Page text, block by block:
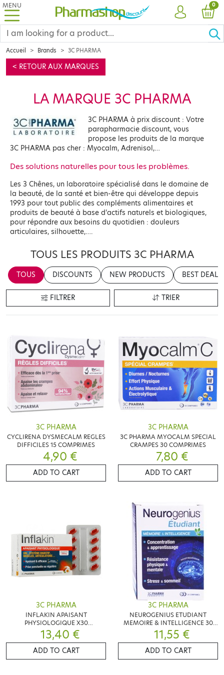
MENU
ACCOUNT
0
Accueil Brands 3C PHARMA
< RETOUR AUX MARQUES
LA MARQUE 3C PHARMA
3C PHARMA à prix discount : Votre
parapharmacie discount, vous
propose les produits de la marque
3C PHARMA pas cher : Myocalm, Adrenisol,…
Des solutions naturelles pour tous les problèmes.
Les 3 Chênes, un laboratoire spécialisé dans le domaine de
la beauté, de la santé et bien-être qui développe depuis
1993 pour tout public des compléments alimentaires et
produits de beauté à base d’actifs naturels et biologiques,
pour répondre aux besoins du quotidien : douleurs
articulaires, silhouette,….
TOUS LES PRODUITS 3C PHARMA
TOUS DISCOUNTS NEW PRODUCTS BEST DEALS
FILTRER TRIER
3C PHARMA
CYCLIRENA DYSMECALM REGLES
DIFFICILES 15 COMPRIMES
4,90 €
ADD TO CART
3C PHARMA
3C PHARMA MYOCALM SPECIAL
CRAMPES 30 COMPRIMES
7,80 €
ADD TO CART
3C PHARMA
INFLAKIN APAISANT
PHYSIOLOGIQUE X30
COMPRIMES
13,40 €
ADD TO CART
3C PHARMA
NEUROGENIUS ETUDIANT
MEMOIRE & INTELLIGENCE 30
COMPRIMES
11,55 €
ADD TO CART